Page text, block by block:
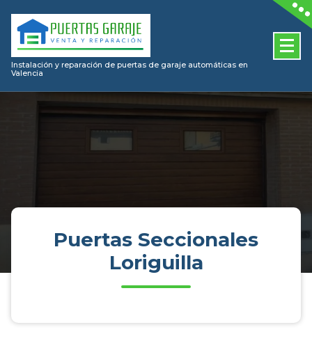
content
Instalación y reparación de puertas de garaje automáticas en
Valencia
Puertas Seccionales
Loriguilla